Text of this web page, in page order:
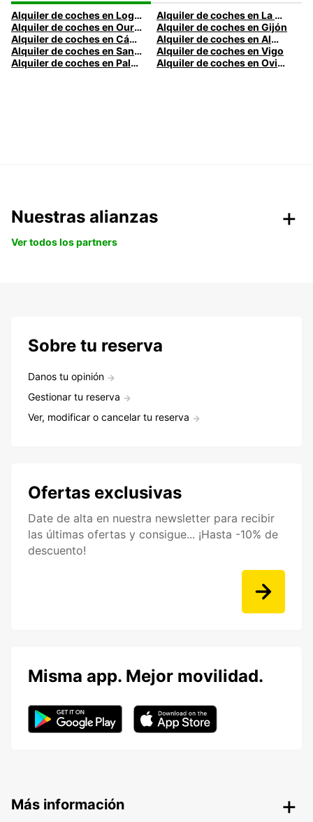
Alquiler de coches en Logroño
Alquiler de coches en La Coruña
Alquiler de coches en Ourense
Alquiler de coches en Gijón
Alquiler de coches en Cádiz
Alquiler de coches en Almería
Alquiler de coches en Santander
Alquiler de coches en Vigo
Alquiler de coches en Palma
Alquiler de coches en Oviedo
Nuestras alianzas
Ver todos los partners
Sobre tu reserva
Danos tu opinión
Gestionar tu reserva
Ver, modificar o cancelar tu reserva
Ofertas exclusivas
Date de alta en nuestra newsletter para recibir
las últimas ofertas y consigue... ¡Hasta -10% de
descuento!
Misma app. Mejor movilidad.
Más información